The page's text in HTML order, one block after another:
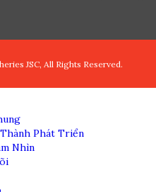
JSC, All Rights Reserved.
Phát Triển
Nhìn